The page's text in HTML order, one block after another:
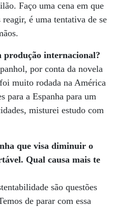
Faço uma cena em que
é uma tentativa de se
produção internacional?
por conta da novela
muito rodada na América
para a Espanha para um
misturei estudo com
que visa diminuir o
Qual causa mais te
são questões
de parar com essa